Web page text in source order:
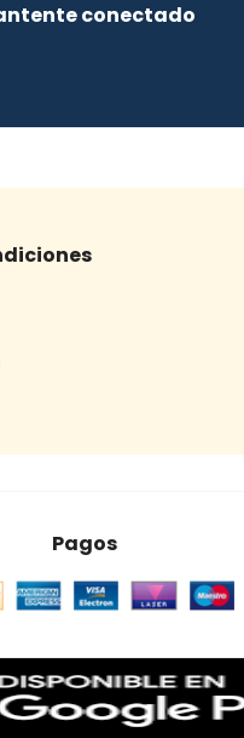
conectado
Pagos